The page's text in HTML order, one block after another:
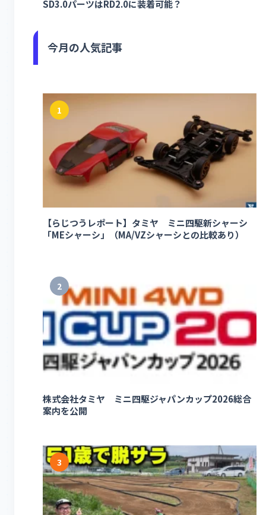
SD3.0パーツはRD2.0に装着可能？
今月の人気記事
1
【らじつうレポート】タミヤ ミニ四駆新シャーシ
「MEシャーシ」（MA/VZシャーシとの比較あり）
2
株式会社タミヤ ミニ四駆ジャパンカップ2026総合
案内を公開
3